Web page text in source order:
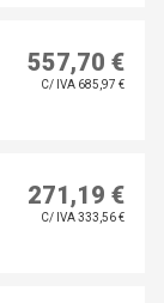
557,70 €
C/ IVA 685,97 €
271,19 €
C/ IVA 333,56 €